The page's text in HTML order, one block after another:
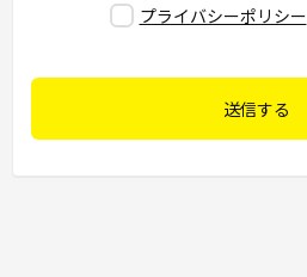
プライバシーポリシー
送信する